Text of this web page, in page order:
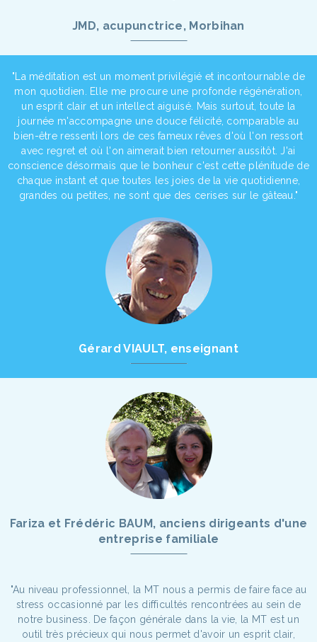
JMD, acupunctrice, Morbihan
"La méditation est un moment privilégié et incontournable de
mon quotidien. Elle me procure une profonde régénération,
un esprit clair et un intellect aiguisé. Mais surtout, toute la
journée m'accompagne une douce félicité, comparable au
bien-être ressenti lors de ces fameux rêves d'où l'on ressort
avec regret et où l'on aimerait bien retourner aussitôt. J'ai
conscience désormais que le bonheur c'est cette plénitude de
chaque instant et que toutes les joies de la vie quotidienne,
grandes ou petites, ne sont que des cerises sur le gâteau."
Gérard VIAULT, enseignant
Fariza et Frédéric BAUM, anciens dirigeants d'une
entreprise familiale
"Au niveau professionnel, la MT nous a permis de faire face au
stress occasionné par les difficultés rencontrées au sein de
notre business. De façon générale dans la vie, la MT est un
outil très précieux qui nous permet d'avoir un esprit clair,